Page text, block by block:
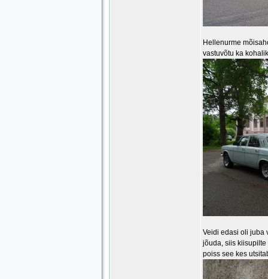
Hellenurme
vastuvõtu ka
Veidi edasi oli juba
jõuda, siis
poiss see kes